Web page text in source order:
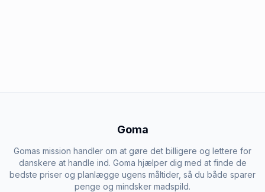
Goma
Gomas mission handler om at gøre det billigere og lettere for
danskere at handle ind. Goma hjælper dig med at finde de
bedste priser og planlægge ugens måltider, så du både sparer
penge og mindsker madspild.